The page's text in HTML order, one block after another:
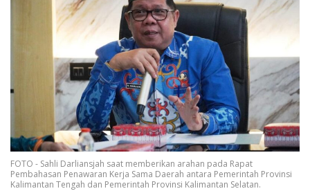
FOTO - Sahli Darliansjah saat memberikan arahan pada Rapat
Pembahasan Penawaran Kerja Sama Daerah antara Pemerintah Provinsi
Kalimantan Tengah dan Pemerintah Provinsi Kalimantan Selatan.